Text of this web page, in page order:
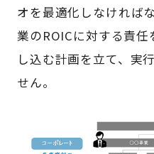
オを最適化しなければ
業のROICに対する責
し込む計画を立て、実
せん。